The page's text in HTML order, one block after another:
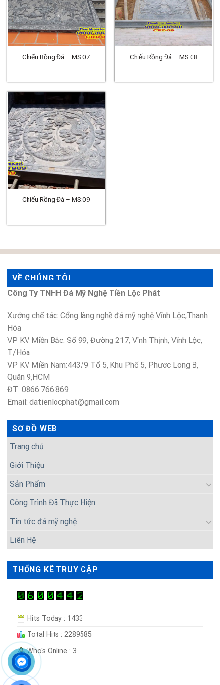
Chiếu Rồng Đá – MS:07 Chiếu Rồng Đá – MS:08
Chiếu Rồng Đá – MS:09
VỀ CHÚNG TÔI
Công Ty TNHH Đá Mỹ Nghệ Tiền Lộc Phát
Xưởng chế tác: Cổng làng nghề đá mỹ nghệ Vĩnh Lộc,Thanh
Hóa
VP KV Miền Bắc: Số 99, Đường 217, Vĩnh Thịnh, Vĩnh Lộc,
T/Hóa
VP KV Miền Nam:443/9 Tổ 5, Khu Phố 5, Phước Long B,
Quân 9,HCM
ĐT: 0866.766.869
Email: datienlocphat@gmail.com
SƠ ĐỒ WEB
Trang chủ
Giới Thiệu
Sản Phẩm
Công Trình Đã Thực Hiện
Tin tức đá mỹ nghệ
Liên Hệ
THỐNG KÊ TRUY CẬP
Hits Today : 1433
Total Hits : 2289585
Who's Online : 3